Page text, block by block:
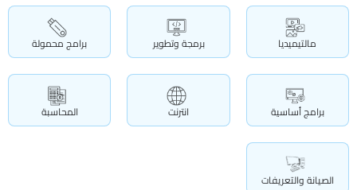
مالتيميديا برمجة وتطوير برامج محمولة
برامج أساسية انترنت المحاسبة
الصيانة والتعريفات